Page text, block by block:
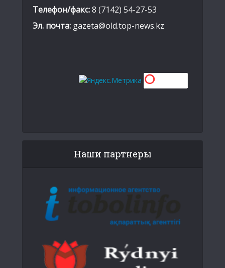
Телефон/факс:8 (7142) 54-27-53
Эл. почта: gazeta@old.top-news.kz
Наши партнеры